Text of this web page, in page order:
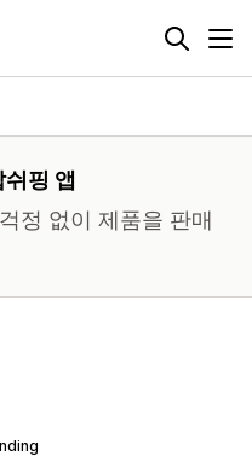
핑 앱
정 없이 제품을 판매